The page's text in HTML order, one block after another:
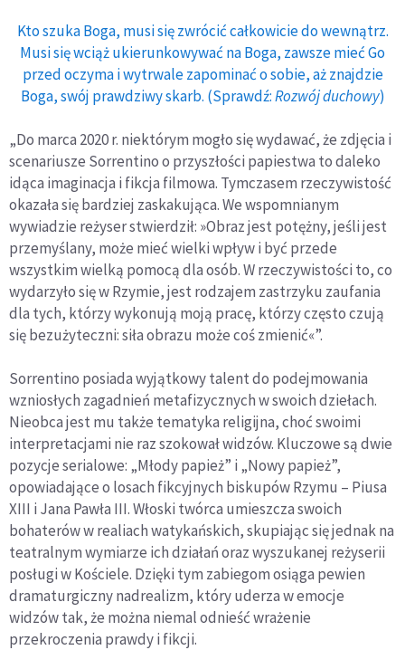
Kto szuka Boga, musi się zwrócić całkowicie do wewnątrz.
Musi się wciąż ukierunkowywać na Boga, zawsze mieć Go
przed oczyma i wytrwale zapominać o sobie, aż znajdzie
Boga, swój prawdziwy skarb. (Sprawdź:Rozwój duchowy)
„Do marca 2020 r. niektórym mogło się wydawać, że zdjęcia i
scenariusze Sorrentino o przyszłości papiestwa to daleko
idąca imaginacja i fikcja filmowa. Tymczasem rzeczywistość
okazała się bardziej zaskakująca. We wspomnianym
wywiadzie reżyser stwierdził: »Obraz jest potężny, jeśli jest
przemyślany, może mieć wielki wpływ i być przede
wszystkim wielką pomocą dla osób. W rzeczywistości to, co
wydarzyło się w Rzymie, jest rodzajem zastrzyku zaufania
dla tych, którzy wykonują moją pracę, którzy często czują
się bezużyteczni: siła obrazu może coś zmienić«”.
Sorrentino posiada wyjątkowy talent do podejmowania
wzniosłych zagadnień metafizycznych w swoich dziełach.
Nieobca jest mu także tematyka religijna, choć swoimi
interpretacjami nie raz szokował widzów. Kluczowe są dwie
pozycje serialowe: „Młody papież” i „Nowy papież”,
opowiadające o losach fikcyjnych biskupów Rzymu – Piusa
XIII i Jana Pawła III. Włoski twórca umieszcza swoich
bohaterów w realiach watykańskich, skupiając się jednak na
teatralnym wymiarze ich działań oraz wyszukanej reżyserii
posługi w Kościele. Dzięki tym zabiegom osiąga pewien
dramaturgiczny nadrealizm, który uderza w emocje
widzów tak, że można niemal odnieść wrażenie
przekroczenia prawdy i fikcji.